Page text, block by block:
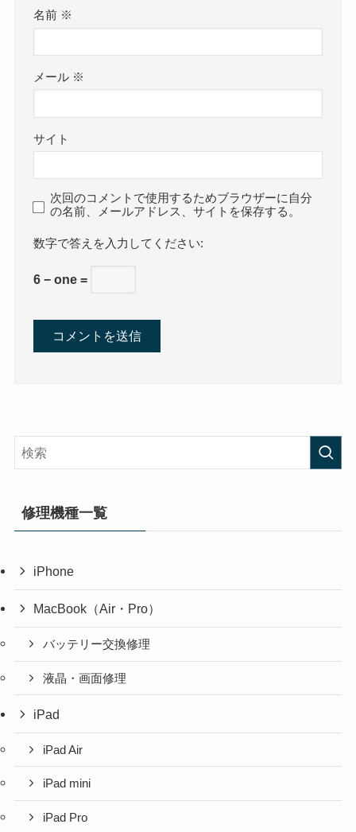
名前 ※
メール ※
サイト
次回のコメントで使用するためブラウザーに自分
の名前、メールアドレス、サイトを保存する。
数字で答えを入力してください:
6 − one =
修理機種一覧
iPhone
MacBook（Air・Pro）
バッテリー交換修理
液晶・画面修理
iPad
iPad Air
iPad mini
iPad Pro